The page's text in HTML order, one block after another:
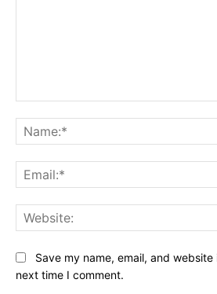
Save my name, email, and
next time I comment.